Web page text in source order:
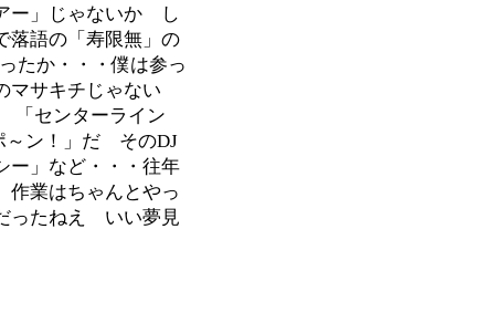
ー」じゃないか し
語の「寿限無」の
たか・・・僕は参っ
マサキチじゃない
「センターライン
～ン！」だ そのDJ
ー」など・・・往年
業はちゃんとやっ
ったねえ いい夢見